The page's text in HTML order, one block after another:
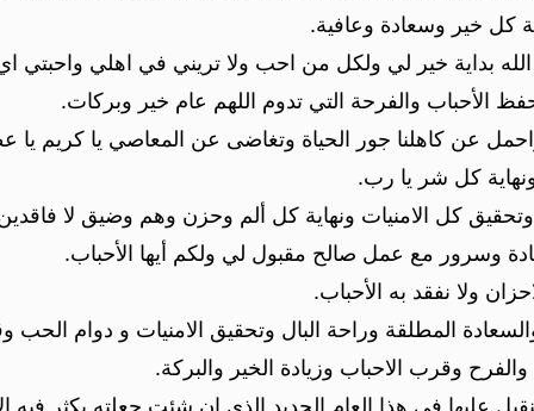
كل خير وسعادة وعافية.
الله بداية خير لي ولكل من احب ولا تريني في اهلي واحبتي
الأحباب والفرحة التي تدوم اللهم عام خير وبركات.
واحمل عن كاهلنا جور الحياة وتغاضى عن المعاصي يا كريم يا
ونهاية كل شر يا رب.
كل الامنيات ونهاية كل ألم وحزن وهم وضيق لا
وسرور مع عمل صالح مقبول لي ولكم أيها الأحباب.
ولا نفقد به الأحباب.
والسعادة المطلقة وراحة البال وتحقيق الامنيات و دوام
وقرب الاحباب وزيادة الخير والبركة.
عليها في هذا العام الجديد الذي إن شئت جعلته يكثر فيه